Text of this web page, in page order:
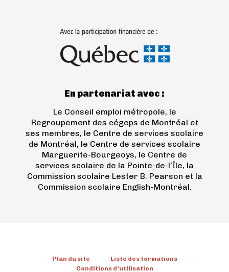
En partenariat avec :
Le Conseil emploi métropole, le
Regroupement des cégeps de Montréal et
ses membres, le Centre de services scolaire
de Montréal, le Centre de services scolaire
Marguerite-Bourgeoys, le Centre de
services scolaire de la Pointe-de-l’Île, la
Commission scolaire Lester B. Pearson et la
Commission scolaire English-Montréal.
Plan du site
Liste des formations
Conditions d’utilisation